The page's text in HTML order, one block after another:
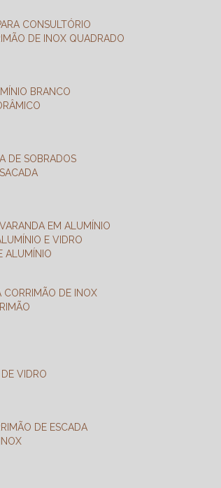
CONSULTÓRIO
DE INOX QUADRADO
BRANCO
DE SOBRADOS
VARANDA EM ALUMÍNIO
E VIDRO
ALUMÍNIO
CORRIMÃO DE INOX
DE VIDRO
DE ESCADA